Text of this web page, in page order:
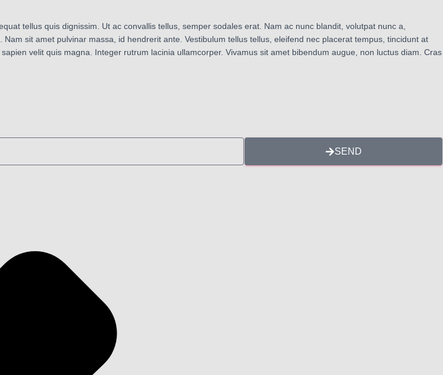
tellus quis dignissim. Ut ac convallis tellus, semper sodales erat. Nam ac nunc blandit, volutpat nunc a,
sit amet pulvinar massa, id hendrerit ante. Vestibulum tellus tellus, eleifend nec placerat tempus, tincidunt at
velit quis magna. Integer rutrum lacinia ullamcorper. Vivamus sit amet bibendum augue, non luctus diam. Cras
SEND